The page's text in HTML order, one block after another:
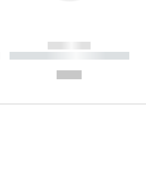
------------
----------- ----------- ----------